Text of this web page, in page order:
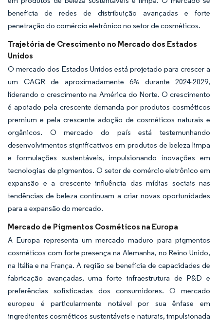
beneficia de redes de distribuição avançadas e forte
penetração do comércio eletrônico no setor de cosméticos.
Trajetória de Crescimento no Mercado dos Estados
Unidos
O mercado dos Estados Unidos está projetado para crescer a
um CAGR de aproximadamente 6% durante 2024-2029,
liderando o crescimento na América do Norte. O crescimento
é apoiado pela crescente demanda por produtos cosméticos
premium e pela crescente adoção de cosméticos naturais e
orgânicos. O mercado do país está testemunhando
desenvolvimentos significativos em produtos de beleza limpa
e formulações sustentáveis, impulsionando inovações em
tecnologias de pigmentos. O setor de comércio eletrônico em
expansão e a crescente influência das mídias sociais nas
tendências de beleza continuam a criar novas oportunidades
para a expansão do mercado.
Mercado de Pigmentos Cosméticos na Europa
A Europa representa um mercado maduro para pigmentos
cosméticos com forte presença na Alemanha, no Reino Unido,
na Itália e na França. A região se beneficia de capacidades de
fabricação avançadas, uma forte infraestrutura de P&D e
preferências sofisticadas dos consumidores. O mercado
europeu é particularmente notável por sua ênfase em
ingredientes cosméticos sustentáveis e naturais, impulsionada